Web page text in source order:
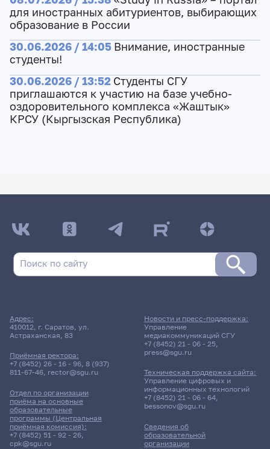
для иностранных абитуриентов, выбирающих
образование в России
30.06.2026 / 14:05 Внимание, иностранные
студенты!
30.06.2026 / 13:52 Студенты СГУ
приглашаются к участию на базе учебно-
оздоровительного комплекса «Жаштык»
КРСУ (Кыргызская Республика)
Адрес:
410012, г. Саратов, ул.
Астраханская, 83
Приёмная ректора:
+7 (8452) 26 - 16 - 96, 8 (937)
811-67-46, rector@sgu.ru
Отдел по организации
приёма на основные
образовательные
программы (Центральная
приёмная комиссия):
+7 (8452) 51 - 92 - 26,
cpk@sgu.ru
Сведения об
образовательной
организации
Новости и пресс-поддержка:
Управление
медиакоммуникаций СГУ
+7 (8452) 21 - 06 - 25,
press@sgu.ru
Техническая поддержка сайта:
Управление цифровых и
информационных технологий
+7 (8452) 21 - 06 - 64,
bessonov@sgu.ru